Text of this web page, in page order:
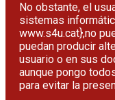
No obstante, el
sistemas
www.s4u.cat},no
puedan producir
usuario o en sus
aunque pongo
para evitar la